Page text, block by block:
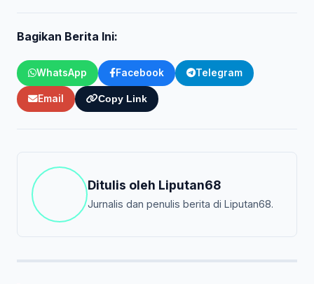
Bagikan Berita Ini:
WhatsApp Facebook Telegram
Email Copy Link
Ditulis oleh Liputan68
Jurnalis dan penulis berita di Liputan68.